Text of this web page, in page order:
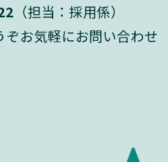
（担当：採用係）
お気軽にお問い合わせ